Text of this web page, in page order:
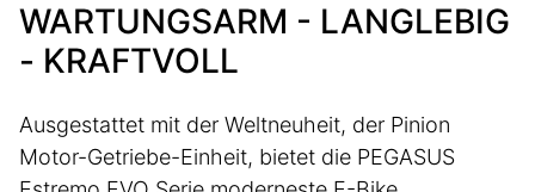
WARTUNGSARM - LANGLEBIG
- KRAFTVOLL
Ausgestattet mit der Weltneuheit, der Pinion
Motor-Getriebe-Einheit, bietet die PEGASUS